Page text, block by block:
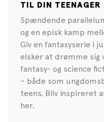
TIL DIN TEENAGER
Spændende
og en episk kamp
Giv en fantasyserie i
elsker at drømme sig
fantasy- og science
– både som
teens. Bliv inspireret
her.